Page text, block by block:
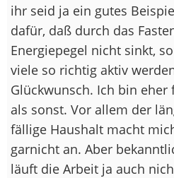
ihr seid ja ein gutes
dafür, daß durch das
Energiepegel nicht sinkt,
viele so richtig aktiv
Glückwunsch. Ich bin eher
als sonst. Vor allem der
fällige Haushalt macht
garnicht an. Aber
läuft die Arbeit ja auch